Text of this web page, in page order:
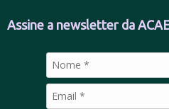
Assine a newsletter da
POLÍTICA DE PRIVACIDADE